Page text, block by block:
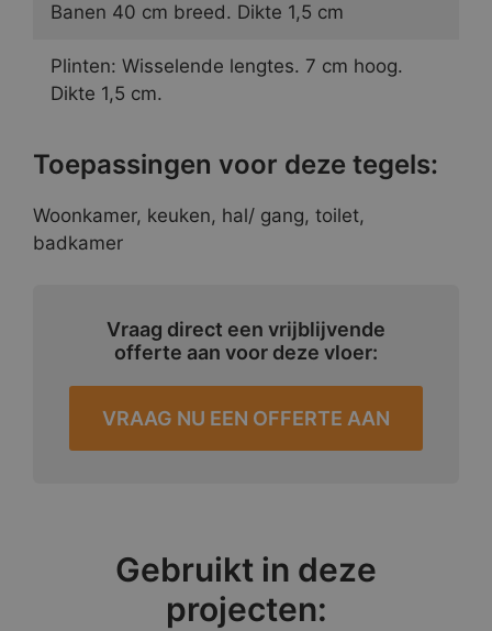
Banen 40 cm breed. Dikte 1,5 cm
Plinten: Wisselende lengtes. 7 cm hoog.
Dikte 1,5 cm.
Toepassingen voor deze tegels:
Woonkamer, keuken, hal/ gang, toilet,
badkamer
Vraag direct een vrijblijvende
offerte aan voor deze vloer:
VRAAG NU EEN OFFERTE AAN
Gebruikt in deze
projecten: